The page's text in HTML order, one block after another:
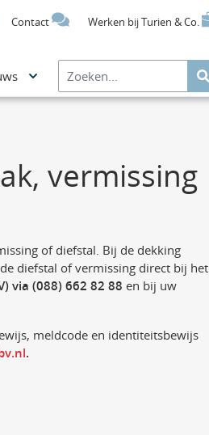
Contact Werken bij Turien & Co.
vermissing
of diefstal. Bij de dekking
diefstal of vermissing direct bij het
via (088) 662 82 88 en bij uw
meldcode en identiteitsbewijs
.